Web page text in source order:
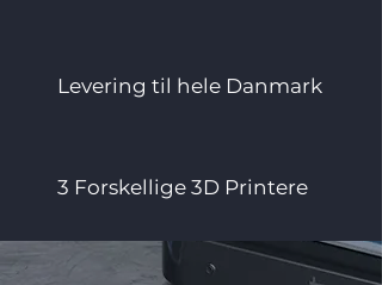
Levering til hele Danmark
3 Forskellige 3D Printere